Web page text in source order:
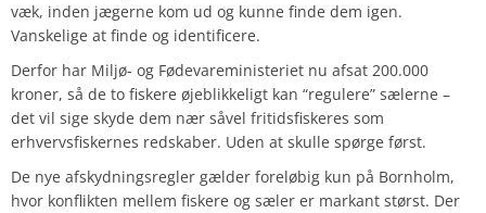
væk, inden jægerne kom ud og kunne finde dem igen.
Vanskelige at finde og identificere.
Derfor har Miljø- og Fødevareministeriet nu afsat 200.000
kroner, så de to fiskere øjeblikkeligt kan “regulere” sælerne –
det vil sige skyde dem nær såvel fritidsfiskeres som
erhvervsfiskernes redskaber. Uden at skulle spørge først.
De nye afskydningsregler gælder foreløbig kun på Bornholm,
hvor konflikten mellem fiskere og sæler er markant størst. Der